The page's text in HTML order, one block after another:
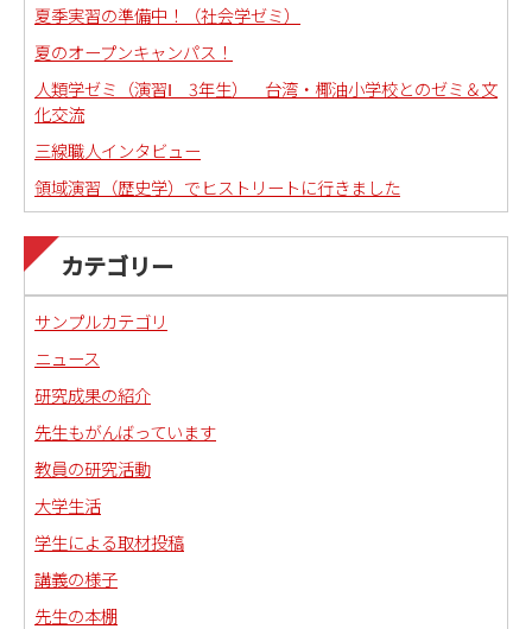
夏季実習の準備中！（社会学ゼミ）
夏のオープンキャンパス！
人類学ゼミ（演習Ⅰ 3年生） 台湾・椰油小学校とのゼミ＆文
化交流
三線職人インタビュー
領域演習（歴史学）でヒストリートに行きました
カテゴリー
サンプルカテゴリ
ニュース
研究成果の紹介
先生もがんばっています
教員の研究活動
大学生活
学生による取材投稿
講義の様子
先生の本棚